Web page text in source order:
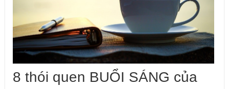
8 thói quen BUỔI SÁNG của